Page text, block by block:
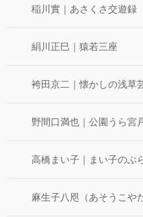
稲川實｜あさくさ交遊録
絹川正巳｜猿若三座
袴田京二｜懐かしの浅草
野間口満也｜公園うら宮
高橋まい子｜まい子のぶ
麻生子八咫（あそうこや